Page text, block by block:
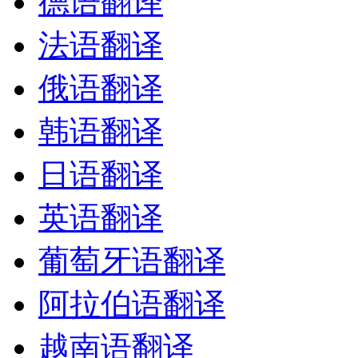
法语翻译
俄语翻译
韩语翻译
日语翻译
英语翻译
葡萄牙语翻译
阿拉伯语翻译
越南语翻译